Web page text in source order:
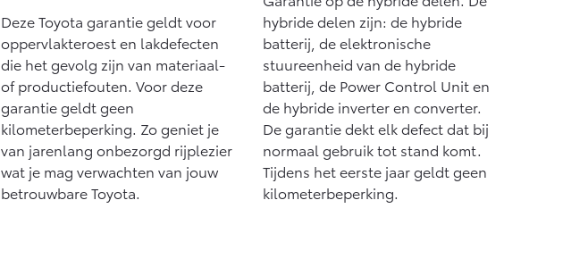
Deze Toyota garantie geldt voor
oppervlakteroest en lakdefecten
die het gevolg zijn van materiaal-
of productiefouten. Voor deze
garantie geldt geen
kilometerbeperking. Zo geniet je
van jarenlang onbezorgd rijplezier
wat je mag verwachten van jouw
betrouwbare Toyota.
hybride delen zijn: de hybride
batterij, de elektronische
stuureenheid van de hybride
batterij, de Power Control Unit en
de hybride inverter en converter.
De garantie dekt elk defect dat bij
normaal gebruik tot stand komt.
Tijdens het eerste jaar geldt geen
kilometerbeperking.